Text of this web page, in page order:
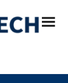
Sites